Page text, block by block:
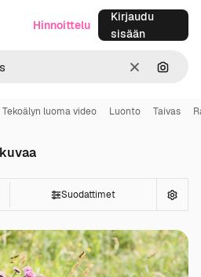
SelkeäHae
Hinnoittelu
Kirjaudu
sisään
Tekoälyn luoma video Luonto Taivas
Suodattimet